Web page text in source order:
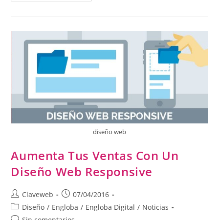
diseño web
Aumenta Tus Ventas Con Un
Diseño Web Responsive
Claveweb
07/04/2016
Diseño / Engloba / Engloba Digital / Noticias